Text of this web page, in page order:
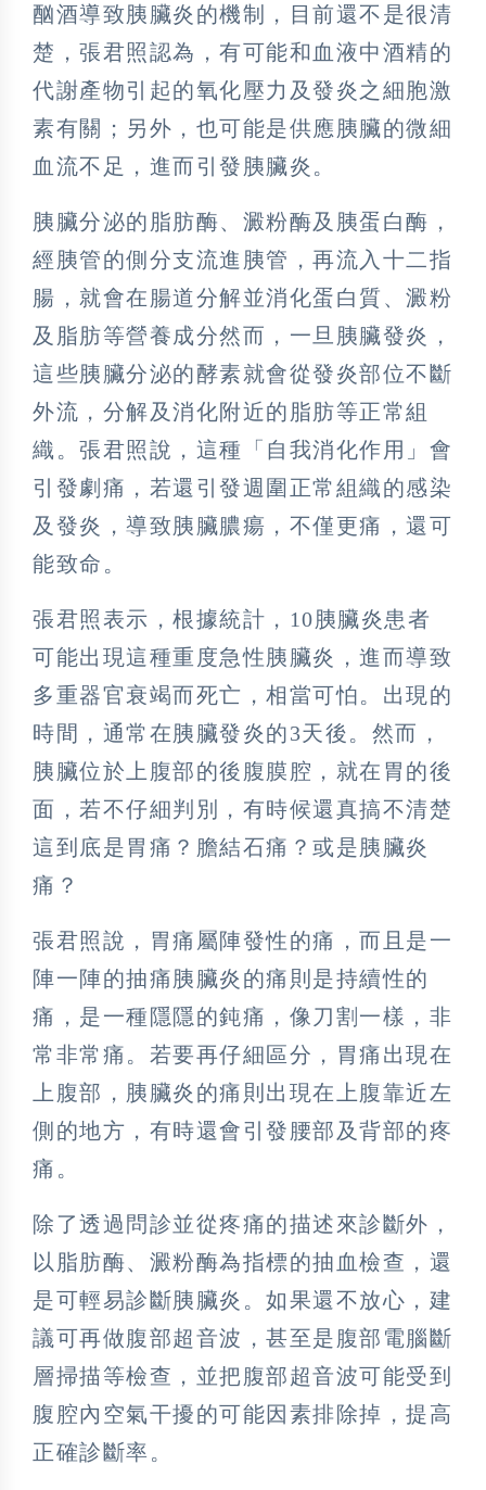
酗酒導致胰臟炎的機制，目前還不是很清
楚，張君照認為，有可能和血液中酒精的
代謝產物引起的氧化壓力及發炎之細胞激
素有關；另外，也可能是供應胰臟的微細
血流不足，進而引發胰臟炎。
胰臟分泌的脂肪酶、澱粉酶及胰蛋白酶，
經胰管的側分支流進胰管，再流入十二指
腸，就會在腸道分解並消化蛋白質、澱粉
及脂肪等營養成分然而，一旦胰臟發炎，
這些胰臟分泌的酵素就會從發炎部位不斷
外流，分解及消化附近的脂肪等正常組
織。張君照說，這種「自我消化作用」會
引發劇痛，若還引發週圍正常組織的感染
及發炎，導致胰臟膿瘍，不僅更痛，還可
能致命。
張君照表示，根據統計， 10胰臟炎患者
可能出現這種重度急性胰臟炎，進而導致
多重器官衰竭而死亡，相當可怕。出現的
時間，通常在胰臟發炎的3天後。然而，
胰臟位於上腹部的後腹膜腔，就在胃的後
面，若不仔細判別，有時候還真搞不清楚
這到底是胃痛？膽結石痛？或是胰臟炎
痛？
張君照說，胃痛屬陣發性的痛，而且是一
陣一陣的抽痛胰臟炎的痛則是持續性的
痛，是一種隱隱的鈍痛，像刀割一樣，非
常非常痛。若要再仔細區分，胃痛出現在
上腹部，胰臟炎的痛則出現在上腹靠近左
側的地方，有時還會引發腰部及背部的疼
痛。
除了透過問診並從疼痛的描述來診斷外，
以脂肪酶、澱粉酶為指標的抽血檢查，還
是可輕易診斷胰臟炎。如果還不放心，建
議可再做腹部超音波，甚至是腹部電腦斷
層掃描等檢查，並把腹部超音波可能受到
腹腔內空氣干擾的可能因素排除掉，提高
正確診斷率。